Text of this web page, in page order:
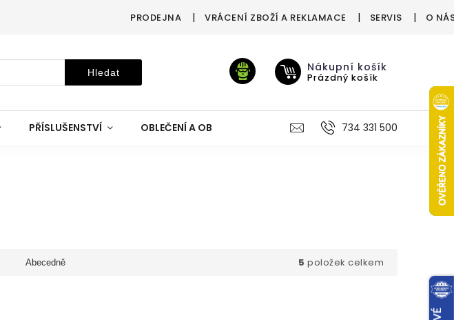
PRODEJNA VRÁCENÍ ZBOŽÍ A REKLAMACE SERVIS O
Hledat Nákupní košík
Prázdný košík
PŘÍSLUŠENSTVÍ OBLEČENÍ A OBUV VÝŽIVA VÝPRODEJ %
734 331 500
Abecedně 5 položek celkem